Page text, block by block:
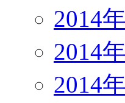
2014
2014
2014